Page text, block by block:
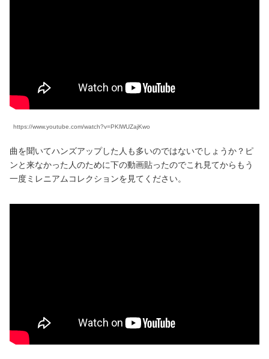
https://www.youtube.com/watch?v=PKlWUZajKwo
曲を聞いてハンズアップした人も多いのではないでしょうか？ピ
ンと来なかった人のために下の動画貼ったのでこれ見てからもう
一度ミレニアムコレクションを見てください。